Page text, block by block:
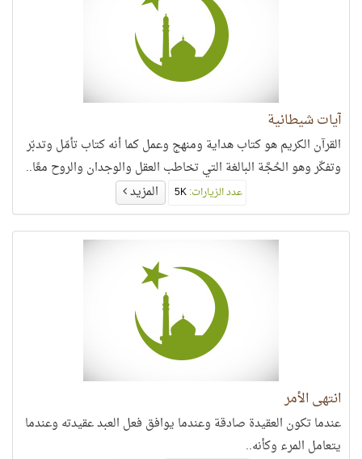
آيات شيطانية
القرآن الكريم هو كتاب هداية ومنهج وعمل كما أنه كتاب تأمّل وتدبّر
وتفكّر وهو الحُجَّة البالغة التي تخاطب العقل والوجدان والروح معًا..
عدد الزيارات: المزيد
انتهى الأمر
عندما تكون العقيدة صادقة وعندما يوافق فعل العبد عقيدته وعندما
يتعامل المرء وكأنه..